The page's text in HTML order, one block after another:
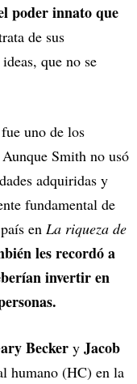
poder innato que
de sus
que no se
fue uno de los
Smith no usó
adquiridas y
fundamental de
en La riqueza de
les recordó a
invertir en
Becker y Jacob
humano (HC) en la